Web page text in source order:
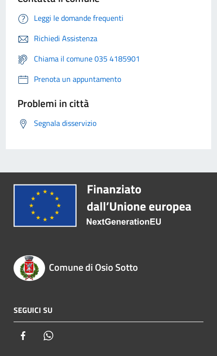
Leggi le domande frequenti
Richiedi Assistenza
Chiama il comune 035 4185901
Prenota un appuntamento
Problemi in città
Segnala disservizio
Comune di Osio Sotto
SEGUICI SU
Facebook